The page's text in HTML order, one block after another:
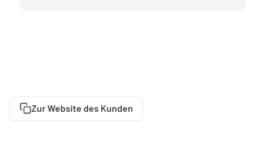
Zur Website des Kunden